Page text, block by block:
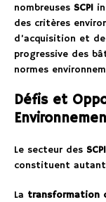
nombreuses SCPI
des critères
d’acquisition et
progressive des
normes
Défis et
Le secteur des SCPI
constituent
La transformation